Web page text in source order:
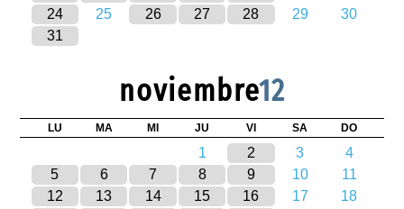
24
25 26 27 28 29
30
31
noviembre12
LU MA MI JU VI SA DO
1 2 3
4
5
6 7 8 9 10
11
12
13 14 15 16 17
18